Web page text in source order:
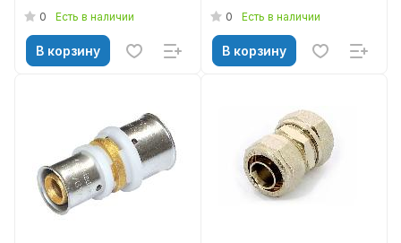
0 Есть в наличии
В корзину
0 Есть в наличии
В корзину